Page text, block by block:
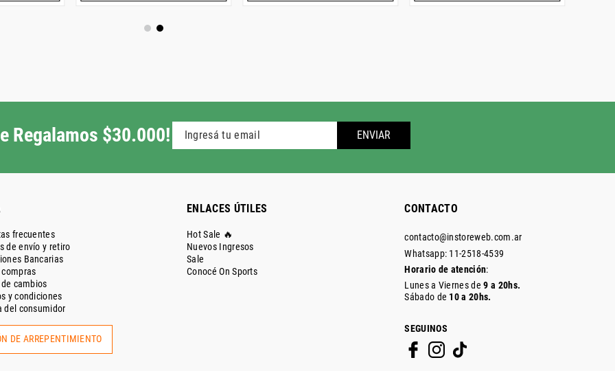
Regalamos $30.000! ENVIAR
frecuentes
de envío y retiro
Bancarias
cambios
y condiciones
del consumidor
DE ARREPENTIMIENTO
ENLACES ÚTILES
Hot Sale 🔥
Nuevos Ingresos
Sale
Conocé On Sports
CONTACTO
contacto@instoreweb.com.ar
Whatsapp: 11-2518-4539
Horario de atención:
Lunes a Viernes de9 a 20hs.
Sábado de 10 a 20hs.
SEGUINOS